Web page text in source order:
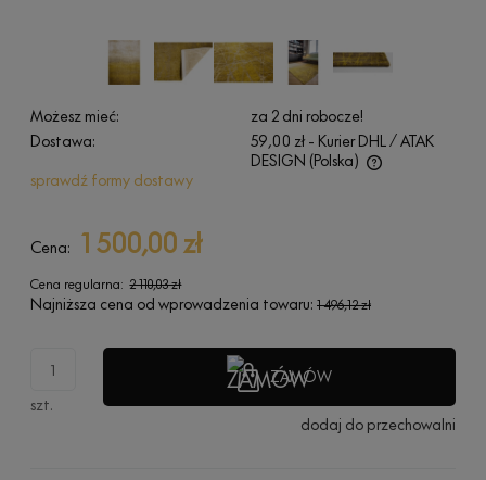
Możesz mieć:
za 2 dni robocze!
Dostawa:
59,00 zł - Kurier DHL / ATAK
DESIGN (Polska)
Cena nie zawiera ewentualnych kosztów płatności
sprawdź formy dostawy
Cena: 1 500,00 zł
Cena regularna: 2 110,03 zł
Najniższa cena od wprowadzenia towaru: 1 496,12 zł
szt.
ZAMÓW
dodaj do przechowalni